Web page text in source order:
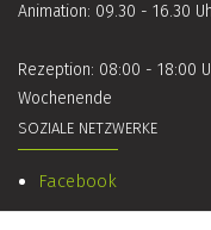
Animation: 09.30 - 16.30
Rezeption: 08:00 - 18:00
Wochenende
SOZIALE NETZWERKE
Facebook